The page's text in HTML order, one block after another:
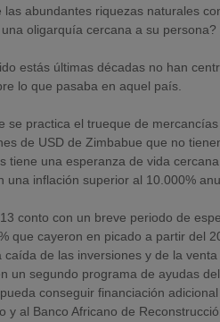
las abundantes riquezas naturales
oligarquía cercana a su persona?
estás últimas décadas no han
lo que pasaba en aquel país.
se practica el trueque de
de USD de Zimbabue que no
tiene una esperanza de vida
una inflación superior al 10.000%
conto con un breve periodo de
que cayeron en picado a partir del
caída de las inversiones y de la
un segundo programa de ayudas
conseguir financiación
y al Banco Africano de